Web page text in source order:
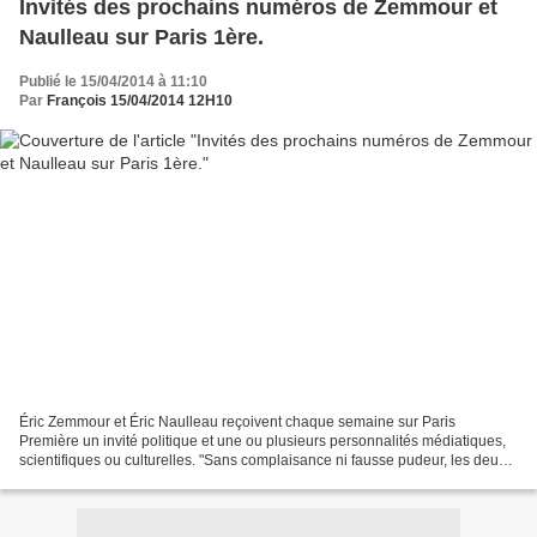
Invités des prochains numéros de Zemmour et
Naulleau sur Paris 1ère.
Publié le 15/04/2014 à 11:10
Par François 15/04/2014 12H10
Éric Zemmour et Éric Naulleau reçoivent chaque semaine sur Paris
Première un invité politique et une ou plusieurs personnalités médiatiques,
scientifiques ou culturelles. "Sans complaisance ni fausse pudeur, les deux